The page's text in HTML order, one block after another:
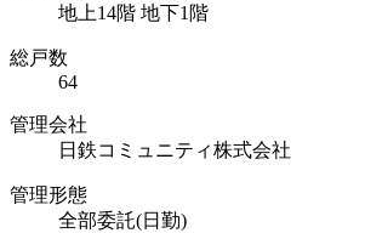
地上14階 地下1階
総戸数
64
管理会社
日鉄コミュニティ株式会社
管理形態
全部委託(日勤)